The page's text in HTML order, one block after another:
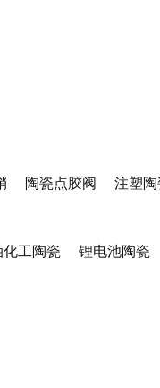
陶瓷点胶阀 注塑
化工陶瓷 锂电池陶瓷